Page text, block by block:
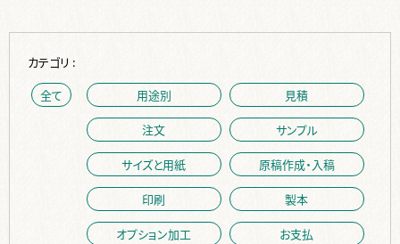
カテゴリ :
全て
用途別 見積
注文 サンプル
サイズと用紙 原稿作成・入稿
印刷 製本
オプション加工 お支払